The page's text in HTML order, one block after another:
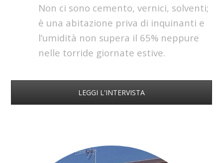
Non ci sono cemento, vernici, solventi;
è una abitazione priva di inquinanti e
l’umidità non supera il 65% neppure
nelle torride giornate estive.
LEGGI L'INTERVISTA